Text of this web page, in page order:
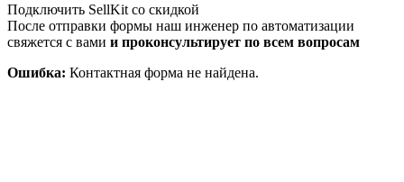
Подключить SellKit со скидкой
После отправки формы наш инженер по автоматизации
свяжется с вами и проконсультирует по всем вопросам
Ошибка: Контактная форма не найдена.